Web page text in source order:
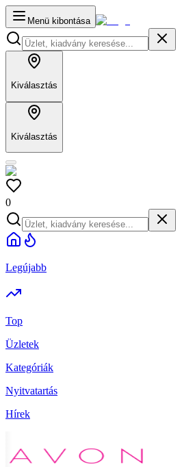
Menü kibontása
Kiválasztás
Kiválasztás
0
Legújabb
Top
Üzletek
Kategóriák
Nyitvatartás
Hírek